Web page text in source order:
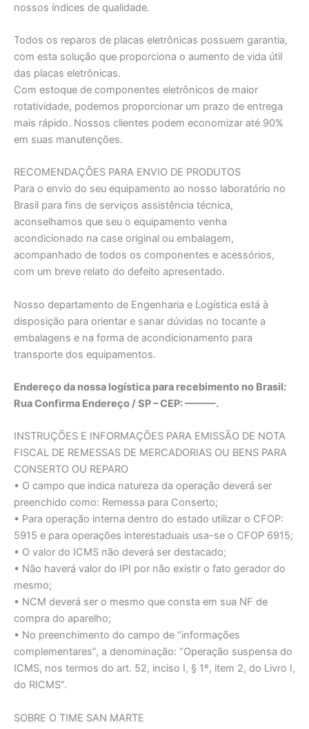
nossos índices de qualidade.
Todos os reparos de placas eletrônicas possuem garantia,
com esta solução que proporciona o aumento de vida útil
das placas eletrônicas.
Com estoque de componentes eletrônicos de maior
rotatividade, podemos proporcionar um prazo de entrega
mais rápido. Nossos clientes podem economizar até 90%
em suas manutenções.
RECOMENDAÇÕES PARA ENVIO DE PRODUTOS
Para o envio do seu equipamento ao nosso laboratório no
Brasil para fins de serviços assistência técnica,
aconselhamos que seu o equipamento venha
acondicionado na case original ou embalagem,
acompanhado de todos os componentes e acessórios,
com um breve relato do defeito apresentado.
Nosso departamento de Engenharia e Logística está à
disposição para orientar e sanar dúvidas no tocante a
embalagens e na forma de acondicionamento para
transporte dos equipamentos.
Endereço da nossa logística para recebimento no Brasil:
Rua Confirma Endereço / SP – CEP: ———.
INSTRUÇÕES E INFORMAÇÕES PARA EMISSÃO DE NOTA
FISCAL DE REMESSAS DE MERCADORIAS OU BENS PARA
CONSERTO OU REPARO
• O campo que indica natureza da operação deverá ser
preenchido como: Remessa para Conserto;
• Para operação interna dentro do estado utilizar o CFOP:
5915 e para operações interestaduais usa-se o CFOP 6915;
• O valor do ICMS não deverá ser destacado;
• Não haverá valor do IPI por não existir o fato gerador do
mesmo;
• NCM deverá ser o mesmo que consta em sua NF de
compra do aparelho;
• No preenchimento do campo de “informações
complementares”, a denominação: “Operação suspensa do
ICMS, nos termos do art. 52, inciso I, § 1º, item 2, do Livro I,
do RICMS”.
SOBRE O TIME SAN MARTE